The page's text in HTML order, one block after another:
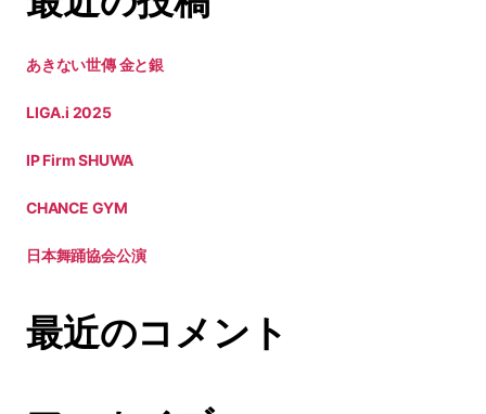
あきない世傳 金と銀
LIGA.i 2025
IP Firm SHUWA
CHANCE GYM
日本舞踊協会公演
最近のコメント